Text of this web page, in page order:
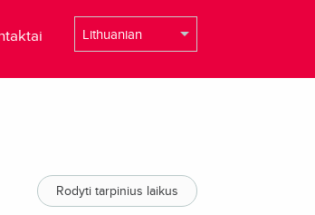
Rodyti tarpinius laikus